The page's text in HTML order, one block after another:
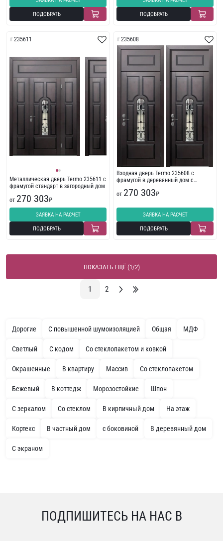
ПОДОБРАТЬ ПОДОБРАТЬ
235611
Металлическая дверь Termo 235611 с
фрамугой стандарт в загородный дом
от 270 303₽
ЗАЯВКА НА РАСЧЕТ
ПОДОБРАТЬ
235608
Входная дверь Termo 235608 с
фрамугой в деревянный дом с
от 270 303₽
ЗАЯВКА НА РАСЧЕТ
ПОДОБРАТЬ
ПОКАЗАТЬ ЕЩЁ (1/2)
1 2
Дорогие С повышенной шумоизоляцией Общая МДФ
Светлый С кодом Со стеклопакетом и ковкой
Окрашенные В квартиру Массив Со стеклопакетом
Бежевый В коттедж Морозостойкие Шпон
С зеркалом Со стеклом В кирпичный дом На этаж
Кортекс В частный дом с боковиной В деревянный дом
С экраном
ПОДПИШИТЕСЬ НА НАС В